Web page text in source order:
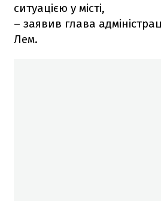
ситуацією у місті,
– заявив глава
Лем.